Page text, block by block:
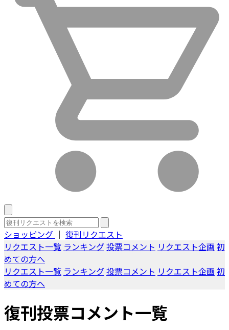
ショッピング ｜ 復刊リクエスト
リクエスト一覧 ランキング投票コメント リクエスト企画 初
めての方へ
リクエスト一覧 ランキング投票コメント リクエスト企画 初
めての方へ
復刊投票コメント一覧